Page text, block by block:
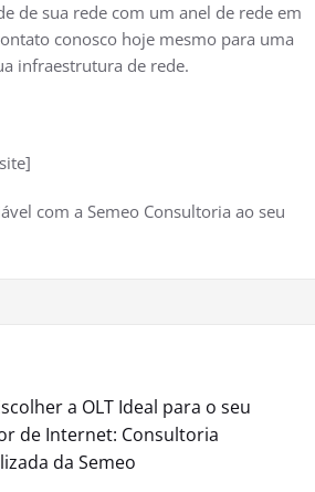
de sua rede com um anel de rede em
conosco hoje mesmo para uma
infraestrutura de rede.
com a Semeo Consultoria ao seu
a OLT Ideal para o seu
de Internet: Consultoria
da Semeo